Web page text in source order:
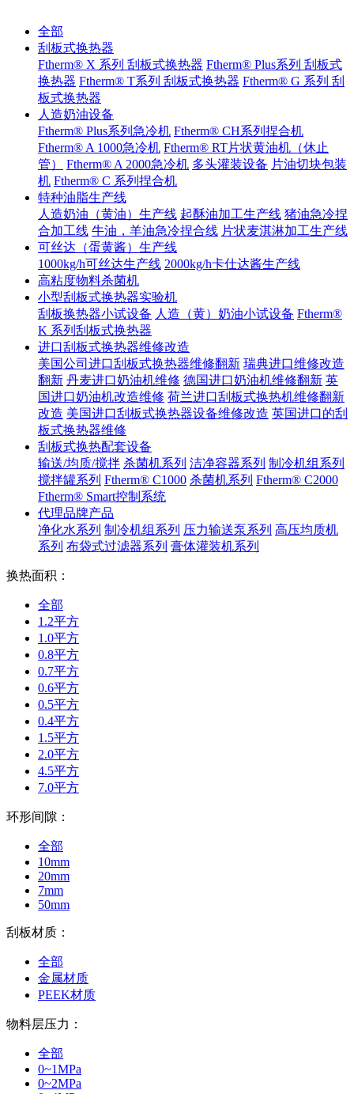
全部
刮板式换热器
Ftherm® X 系列 刮板式换热器 Ftherm® Plus系列 刮板式
换热器 Ftherm® T系列 刮板式换热器 Ftherm® G 系列 刮
板式换热器
人造奶油设备
Ftherm® Plus系列急冷机 Ftherm® CH系列捏合机
Ftherm® A 1000急冷机 Ftherm® RT片状黄油机（休止
管）
Ftherm® A 2000急冷机 多头灌装设备 片油切块包装
机 Ftherm® C 系列捏合机
特种油脂生产线
人造奶油（黄油）生产线 起酥油加工生产线 猪油急冷捏
合加工线 牛油，羊油急冷捏合线 片状麦淇淋加工生产线
可丝达（蛋黄酱）生产线
1000kg/h可丝达生产线 2000kg/h卡仕达酱生产线
高粘度物料杀菌机
小型刮板式换热器实验机
刮板换热器小试设备 人造（黄）奶油小试设备 Ftherm®
K 系列刮板式换热器
进口刮板式换热器维修改造
美国公司进口刮板式换热器维修翻新 瑞典进口维修改造
翻新 丹麦进口奶油机维修 德国进口奶油机维修翻新 英
国进口奶油机改造维修 荷兰进口刮板式换热机维修翻新
改造 美国进口刮板式换热器设备维修改造 英国进口的刮
板式换热器维修
刮板式换热配套设备
输送/均质/搅拌 杀菌机系列 洁净容器系列 制冷机组系列
搅拌罐系列 Ftherm® C1000 杀菌机系列 Ftherm® C2000
Ftherm® Smart控制系统
代理品牌产品
净化水系列 制冷机组系列 压力输送泵系列 高压均质机
系列 布袋式过滤器系列 膏体灌装机系列
换热面积：
全部
1.2平方
1.0平方
0.8平方
0.7平方
0.6平方
0.5平方
0.4平方
1.5平方
2.0平方
4.5平方
7.0平方
环形间隙：
全部
10mm
20mm
7mm
50mm
刮板材质：
全部
金属材质
PEEK材质
物料层压力：
全部
0~1MPa
0~2MPa